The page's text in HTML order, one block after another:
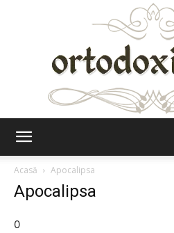
Acasă
Apocalipsa
Apocalipsa
0